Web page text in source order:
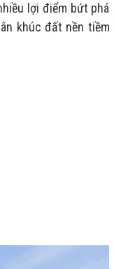
lợi điểm bứt phá
khúc đất nền tiềm